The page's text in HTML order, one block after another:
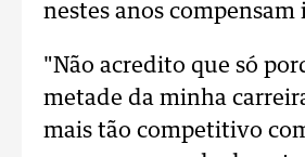
nestes anos compensam
"Não acredito que só
metade da minha
mais tão competitivo